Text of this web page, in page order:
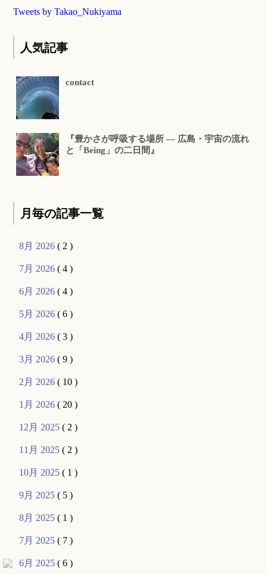
Tweets by Takao_Nukiyama
人気記事
contact
『豊かさが呼吸する場所 ― 広島・宇宙の流れ
と「Being」の二日間』
月毎の記事一覧
8月 2026( 2 )
7月 2026( 4 )
6月 2026( 4 )
5月 2026( 6 )
4月 2026( 3 )
3月 2026( 9 )
2月 2026( 10 )
1月 2026( 20 )
12月 2025( 2 )
11月 2025( 2 )
10月 2025( 1 )
9月 2025( 5 )
8月 2025( 1 )
7月 2025( 7 )
6月 2025( 6 )